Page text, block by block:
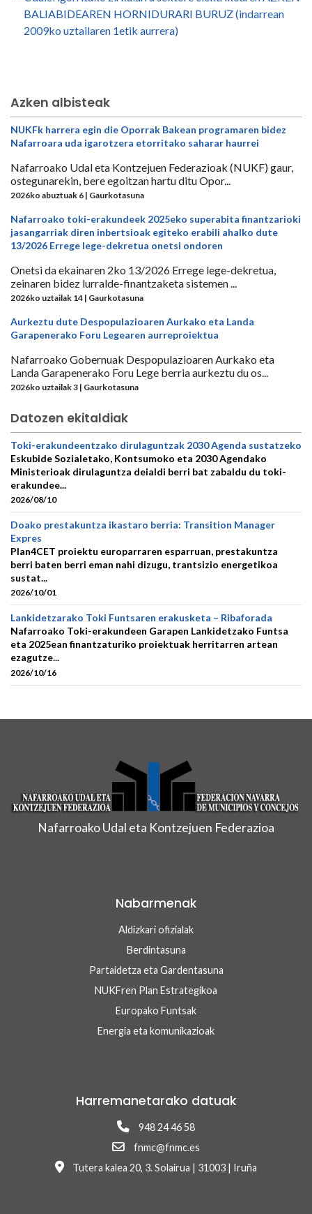
BALIABIDEAREN HORNIDURARI BURUZ (indarrean
2009ko uztailaren 1etik aurrera)
Azken albisteak
NUKFk harrera egin die Oporrak Bakean programaren bidez
Nafarroara uda igarotzera etorritako saharar haurrei
Nafarroako Udal eta Kontzejuen Federazioak (NUKF) gaur,
ostegunarekin, bere egoitzan hartu ditu Opor...
2026ko abuztuak 6 | Gaurkotasuna
Nafarroako toki-erakundeek 2025eko superabita finantzarioki
jasangarriak diren inbertsioak egiteko erabili ahalko dute
13/2026 Errege lege-dekretua onetsi ondoren
Onetsi da ekainaren 2ko 13/2026 Errege lege-dekretua,
zeinaren bidez lurralde-finantzaketa sistemen ...
2026ko uztailak 14 | Gaurkotasuna
Aurkeztu dute Despopulazioaren Aurkako eta Landa
Garapenerako Foru Legearen aurreproiektua
Nafarroako Gobernuak Despopulazioaren Aurkako eta
Landa Garapenerako Foru Lege berria aurkeztu du os...
2026ko uztailak 3 | Gaurkotasuna
Datozen ekitaldiak
Toki-erakundeentzako dirulaguntzak 2030 Agenda sustatzeko
Eskubide Sozialetako, Kontsumoko eta 2030 Agendako
Ministerioak dirulaguntza deialdi berri bat zabaldu du toki-
erakundee...
2026/08/10
Doako prestakuntza ikastaro berria: Transition Manager
Expres
Plan4CET proiektu europarraren esparruan, prestakuntza
berri baten berri eman nahi dizugu, trantsizio energetikoa
sustat...
2026/10/01
Lankidetzarako Toki Funtsaren erakusketa – Ribaforada
Nafarroako Toki-erakundeen Garapen Lankidetzako Funtsa
eta 2025ean finantzaturiko proiektuak herritarren artean
ezagutze...
2026/10/16
Nafarroako Udal eta Kontzejuen Federazioa
Nabarmenak
Aldizkari ofizialak
Berdintasuna
Partaidetza eta Gardentasuna
NUKFren Plan Estrategikoa
Europako Funtsak
Energia eta komunikazioak
Harremanetarako datuak
948 24 46 58
fnmc@fnmc.es
Tutera kalea 20, 3. Solairua | 31003 | Iruña